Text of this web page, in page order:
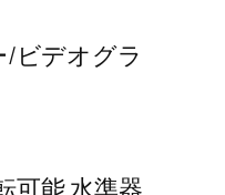
/ビデオグラ